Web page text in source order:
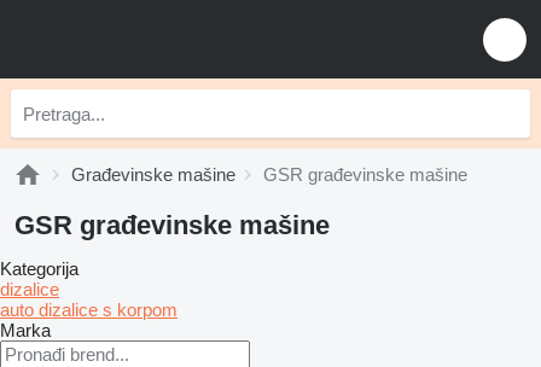
Građevinske mašine GSR građevinske mašine
GSR građevinske mašine
Kategorija
dizalice
auto dizalice s korpom
Marka